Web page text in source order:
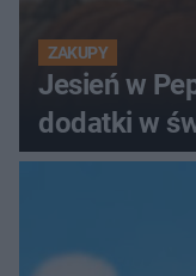
ZAKUPY
Jesień w
dodatki w